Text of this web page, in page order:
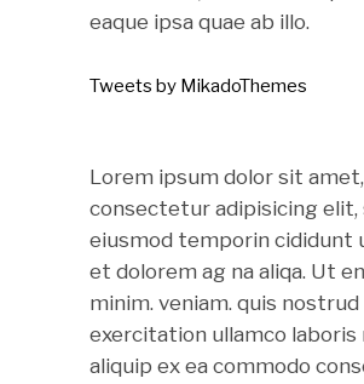
eaque ipsa quae ab illo.
Tweets by MikadoThemes
Lorem ipsum dolor sit amet,
consectetur adipisicing elit,
eiusmod temporin cididunt
et dolorem ag na aliqa. Ut
minim. veniam. quis nostrud
exercitation ullamco laboris
aliquip ex ea commodo